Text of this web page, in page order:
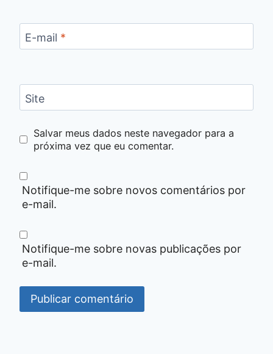
E-mail *
Site
Salvar meus dados neste navegador para a
próxima vez que eu comentar.
Notifique-me sobre novos comentários por
e-mail.
Notifique-me sobre novas publicações por
e-mail.